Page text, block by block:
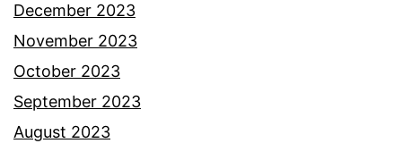
December 2023
November 2023
October 2023
September 2023
August 2023